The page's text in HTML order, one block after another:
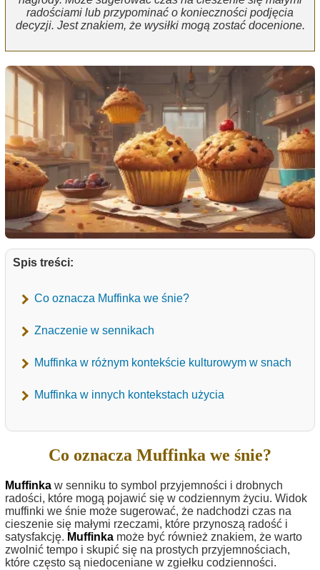
radościami lub przypominać o konieczności podjęcia
decyzji. Jest znakiem, że wysiłki mogą zostać docenione.
Spis treści:
Co oznacza Muffinka we śnie?
Znaczenie w sennikach
Muffinka w różnym kontekście kulturowym w snach
Muffinka w innych kontekstach użycia
Co oznacza Muffinka we śnie?
Muffinka w senniku to symbol przyjemności i drobnych
radości, które mogą pojawić się w codziennym życiu. Widok
muffinki we śnie może sugerować, że nadchodzi czas na
cieszenie się małymi rzeczami, które przynoszą radość i
satysfakcję. Muffinka może być również znakiem, że warto
zwolnić tempo i skupić się na prostych przyjemnościach,
które często są niedoceniane w zgiełku codzienności.